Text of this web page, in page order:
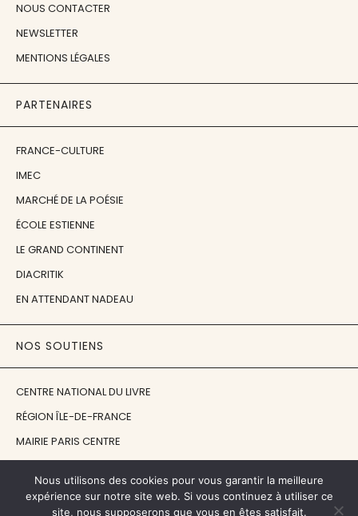
NOUS CONTACTER
NEWSLETTER
MENTIONS LÉGALES
PARTENAIRES
FRANCE-CULTURE
IMEC
MARCHÉ DE LA POÉSIE
ÉCOLE ESTIENNE
LE GRAND CONTINENT
DIACRITIK
EN ATTENDANT NADEAU
NOS SOUTIENS
CENTRE NATIONAL DU LIVRE
RÉGION ÎLE-DE-FRANCE
MAIRIE PARIS CENTRE
FONDATION JAN MICHALSKI
Nous utilisons des cookies pour vous garantir la meilleure
expérience sur notre site web. Si vous continuez à utiliser ce
site, nous supposerons que vous en êtes satisfait.